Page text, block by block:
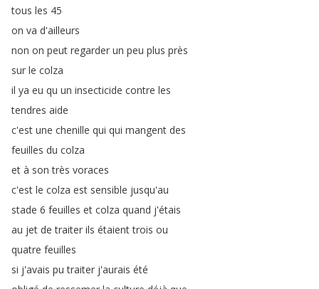
tous les 45
on va d'ailleurs
non on peut regarder un peu plus près
sur le colza
il ya eu qu un insecticide contre les
tendres aide
c'est une chenille qui qui mangent des
feuilles du colza
et à son très voraces
c'est le colza est sensible jusqu'au
stade 6 feuilles et colza quand j'étais
au jet de traiter ils étaient trois ou
quatre feuilles
si j'avais pu traiter j'aurais été